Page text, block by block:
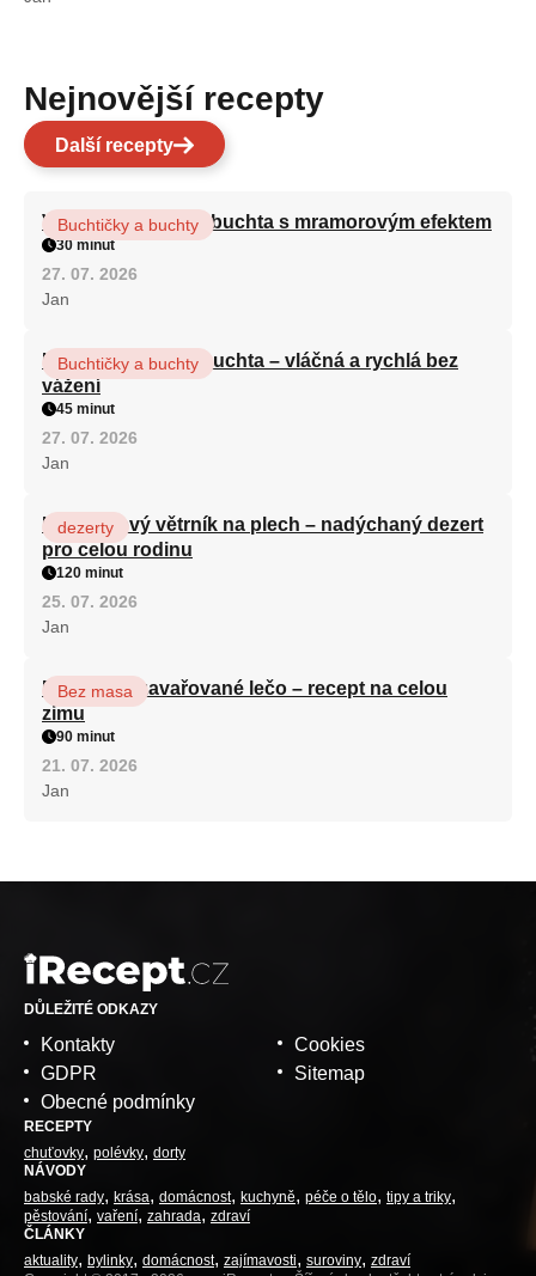
Nejnovější recepty
Další recepty
Vláčná olejová litá buchta s mramorovým efektem
Buchtičky a buchty
30 minut
27. 07. 2026
Jan
Hrnková maková buchta – vláčná a rychlá bez
vážení
Buchtičky a buchty
45 minut
27. 07. 2026
Jan
Karamelový větrník na plech – nadýchaný dezert
pro celou rodinu
dezerty
120 minut
25. 07. 2026
Jan
Babiččino zavařované lečo – recept na celou
zimu
Bez masa
90 minut
21. 07. 2026
Jan
DŮLEŽITÉ ODKAZY
Kontakty
GDPR
Obecné podmínky
Cookies
Sitemap
RECEPTY
chuťovky polévky dorty
NÁVODY
babské rady krása domácnost kuchyně péče o tělo tipy a triky
pěstování vaření zahrada
zdraví
ČLÁNKY
aktuality bylinky domácnost zajímavosti suroviny zdraví